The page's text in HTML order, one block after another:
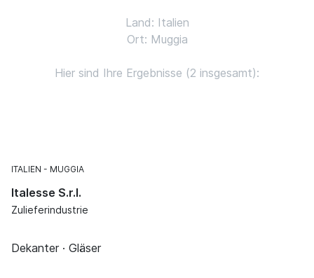
Land: Italien
Ort: Muggia
Hier sind Ihre Ergebnisse (2 insgesamt):
ITALIEN MUGGIA
Italesse S.r.l.
Zulieferindustrie
Dekanter · Gläser